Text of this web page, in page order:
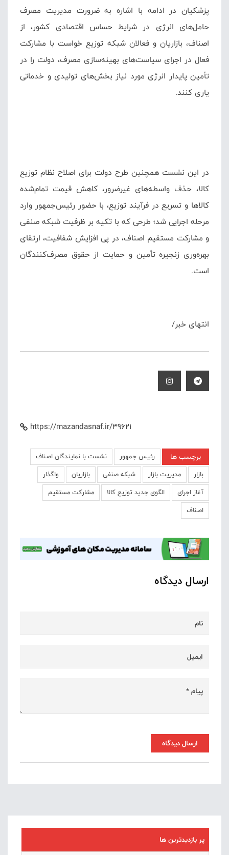
پزشکیان در ادامه با اشاره به ضرورت مدیریت مصرف
حامل‌های انرژی در شرایط حساس اقتصادی کشور، از
اصناف، بازاریان و فعالان شبکه توزیع خواست با مشارکت
فعال در اجرای سیاست‌های بهینه‌سازی مصرف، دولت را در
تأمین پایدار انرژی مورد نیاز بخش‌های تولیدی و خدماتی
یاری کنند.
در این نشست همچنین طرح دولت برای اصلاح نظام توزیع
کالا، حذف واسطه‌های غیرضرور، کاهش قیمت تمام‌شده
کالاها و تسریع در فرآیند توزیع، با حضور رئیس‌جمهور وارد
مرحله اجرایی شد؛ طرحی که با تکیه بر ظرفیت شبکه صنفی
و مشارکت مستقیم اصناف، در پی افزایش شفافیت، ارتقای
بهره‌وری زنجیره تأمین و حمایت از حقوق مصرف‌کنندگان
است.
انتهای خبر/
https://mazandasnaf.ir/39621
برچسب ها رئیس جمهور
نشست با نمایندگان اصناف
بازار
مدیریت بازار شبکه صنفی بازاریان
واگذار
آغاز اجرای
الگوی جدید توزیع کالا
مشارکت مستقیم
اصناف
ارسال دیدگاه
ارسال دیدگاه
پر بازدیدترین ها